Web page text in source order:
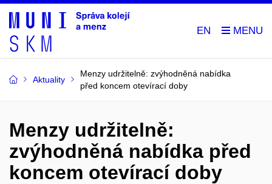
EN
Aktuality
Menzy udržitelně: zvýhodněná nabídka
před koncem otevírací doby
Menzy udržitelně:
zvýhodněná nabídka před
koncem otevírací doby